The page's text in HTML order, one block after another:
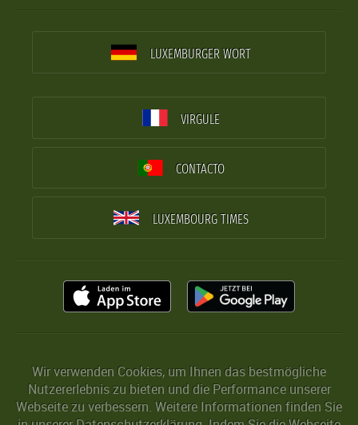
LUXEMBURGER WORT
VIRGULE
CONTACTO
LUXEMBOURG TIMES
Wir verwenden Cookies, um Ihnen das bestmögliche
Nutzererlebnis zu bieten und die Performance unserer
Webseite zu verbessern. Weitere Informationen finden Sie